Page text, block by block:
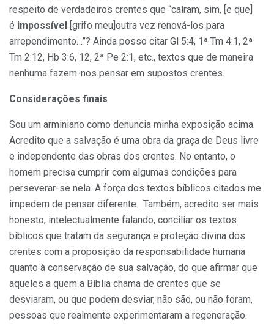
respeito de verdadeiros crentes que “caíram, sim, [e que]
é impossível [grifo meu]outra vez renová-los para
arrependimento…”? Ainda posso citar Gl 5:4, 1ª Tm 4:1, 2ª
Tm 2:12, Hb 3:6, 12, 2ª Pe 2:1, etc., textos que de maneira
nenhuma fazem-nos pensar em supostos crentes.
Considerações finais
Sou um arminiano como denuncia minha exposição acima.
Acredito que a salvação é uma obra da graça de Deus livre
e independente das obras dos crentes. No entanto, o
homem precisa cumprir com algumas condições para
perseverar-se nela. A força dos textos bíblicos citados me
impedem de pensar diferente. Também, acredito ser mais
honesto, intelectualmente falando, conciliar os textos
bíblicos que tratam da segurança e proteção divina dos
crentes com a proposição da responsabilidade humana
quanto à conservação de sua salvação, do que afirmar que
aqueles a quem a Bíblia chama de crentes que se
desviaram, ou que podem desviar, não são, ou não foram,
pessoas que realmente experimentaram a regeneração.